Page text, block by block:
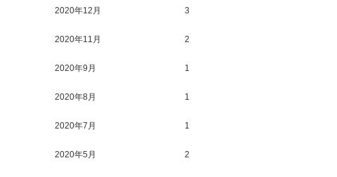
2020年12月 3
2020年11月 2
2020年9月 1
2020年8月 1
2020年7月 1
2020年5月 2